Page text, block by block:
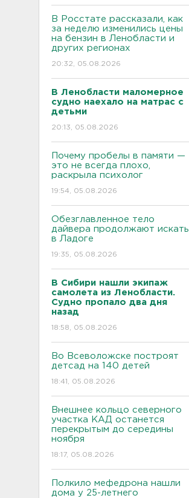
В Росстате рассказали, как
за неделю изменились цены
на бензин в Ленобласти и
других регионах
20:32, 05.08.2026
В Ленобласти маломерное
судно наехало на матрас с
детьми
20:13, 05.08.2026
Почему пробелы в памяти —
это не всегда плохо,
раскрыла психолог
19:54, 05.08.2026
Обезглавленное тело
дайвера продолжают искать
в Ладоге
19:35, 05.08.2026
В Сибири нашли экипаж
самолета из Ленобласти.
Судно пропало два дня
назад
18:58, 05.08.2026
Во Всеволожске построят
детсад на 140 детей
18:41, 05.08.2026
Внешнее кольцо северного
участка КАД останется
перекрытым до середины
ноября
18:17, 05.08.2026
Полкило мефедрона нашли
дома у 25-летнего